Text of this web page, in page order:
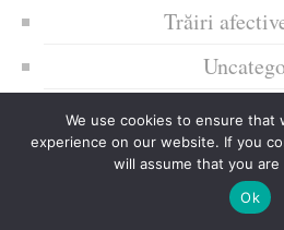
Trăiri
Zice
Ziua
We use cookies to ensure that
experience on our website. If you
will assume that you
Ok